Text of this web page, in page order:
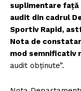
suplimentare față
audit din cadrul
Sportiv Rapid,
Nota de
mod semnificativ
audit obținute”.